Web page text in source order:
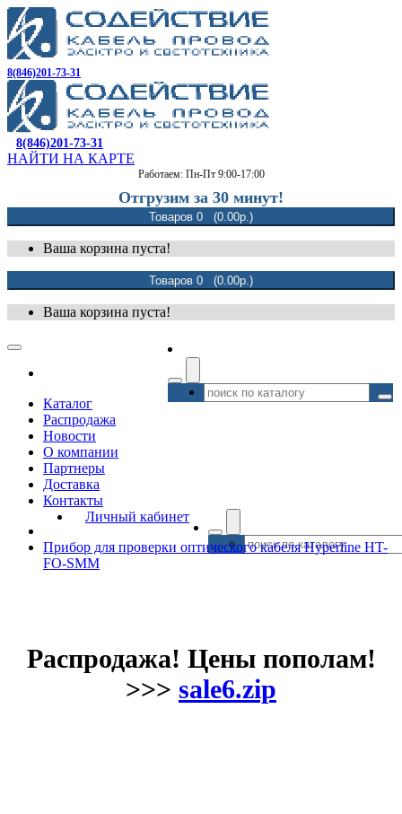
8(846)201-73-31
8(846)201-73-31
НАЙТИ НА КАРТЕ
Работаем: Пн-Пт 9:00-17:00
Отгрузим за 30 минут!
Товаров 0 (0.00р.)
Ваша корзина пуста!
Товаров 0 (0.00р.)
Ваша корзина пуста!
Каталог
Распродажа
Новости
О компании
Партнеры
Доставка
Контакты
Личный кабинет
Прибор для проверки оптического кабеля Hyperline HT-
FO-SMM
Распродажа! Цены пополам!
>>> sale6.zip